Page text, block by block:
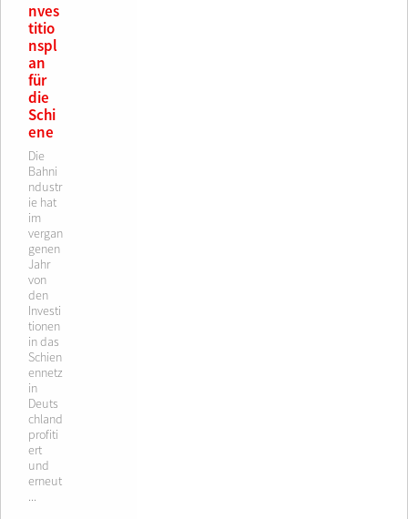
nves
titio
nspl
an
für
die
Schi
ene
Die
Bahni
ndustr
ie hat
im
vergan
genen
Jahr
von
den
Investi
tionen
in das
Schien
ennetz
in
Deuts
chland
profiti
ert
und
erneut
...